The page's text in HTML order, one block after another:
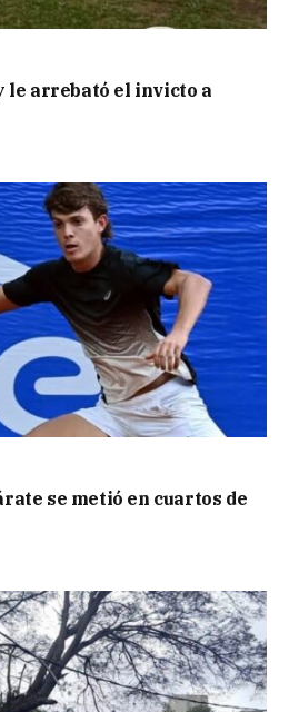
le arrebató el invicto a
se metió en cuartos de